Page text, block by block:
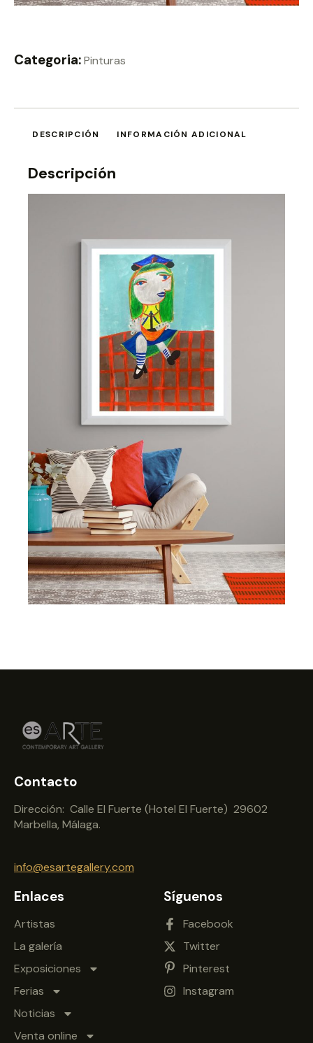
Categoria:Pinturas
DESCRIPCIÓN INFORMACIÓN ADICIONAL
Descripción
Contacto
Dirección: Calle El Fuerte (Hotel El Fuerte) 29602
Marbella, Málaga.
info@esartegallery.com
Enlaces
Artistas
La galería
Exposiciones
Ferias
Noticias
Venta online
Síguenos
Facebook
Twitter
Pinterest
Instagram